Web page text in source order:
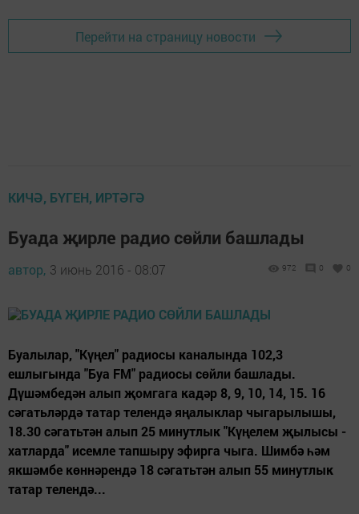
Перейти на страницу новости
КИЧӘ, БҮГЕН, ИРТӘГӘ
Буада җирле радио сөйли башлады
автор, 3 июнь 2016 - 08:07 972 0 0
Буалылар, "Күңел" радиосы каналында 102,3
ешлыгында "Буа FM" радиосы сөйли башлады.
Дүшәмбедән алып җомгага кадәр 8, 9, 10, 14, 15. 16
сәгатьләрдә татар телендә яңалыклар чыгарылышы,
18.30 сәгатьтән алып 25 минутлык "Күңелем җылысы -
хатларда" исемле тапшыру эфирга чыга. Шимбә һәм
якшәмбе көннәрендә 18 сәгатьтән алып 55 минутлык
татар телендә...